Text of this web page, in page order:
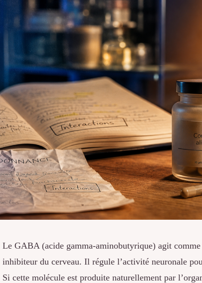
Le GABA (acide gamma-aminobutyrique) agit
inhibiteur du cerveau. Il régule l’activité neuronale
Si cette molécule est produite naturellement par